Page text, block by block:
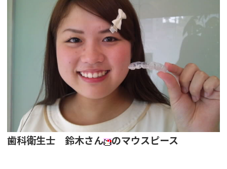
歯科衛生士 鈴木さん のマウスピース